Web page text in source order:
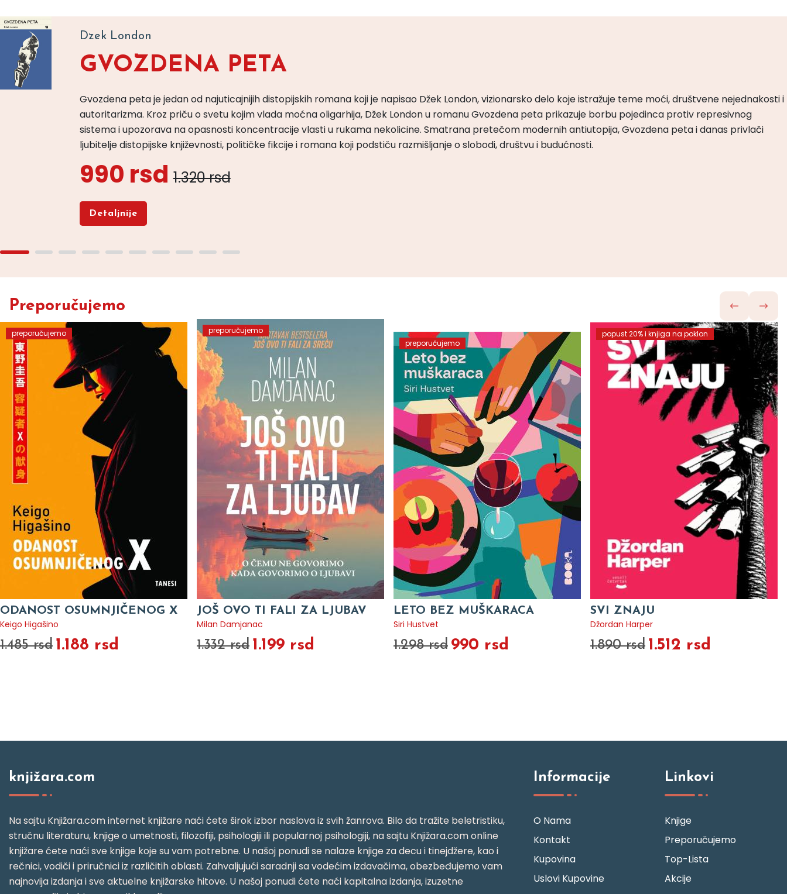
Dzek London
GVOZDENA PETA
Gvozdena peta je jedan od najuticajnijih distopijskih romana koji je napisao Džek London, vizionarsko delo koje istražuje teme moći, društvene nejednakosti i
autoritarizma. Kroz priču o svetu kojim vlada moćna oligarhija, Džek London u romanu Gvozdena peta prikazuje borbu pojedinca protiv represivnog
sistema i upozorava na opasnosti koncentracije vlasti u rukama nekolicine. Smatrana pretečom modernih antiutopija, Gvozdena peta i danas privlači
ljubitelje distopijske književnosti, političke fikcije i romana koji podstiču razmišljanje o slobodi, društvu i budućnosti.
990 rsd 1.320 rsd
Detaljnije
Preporučujemo
preporučujemo
ODANOST OSUMNJIČENOG X
Keigo Higašino
1.485 rsd 1.188 rsd
preporučujemo
JOŠ OVO TI FALI ZA LJUBAV
Milan Damjanac
1.332 rsd 1.199 rsd
preporučujemo
LETO BEZ MUŠKARACA
Siri Hustvet
1.298 rsd 990 rsd
popust 20% i knjiga na poklon
SVI ZNAJU
Džordan Harper
1.890 rsd 1.512 rsd
knjižara.com
Na sajtu Knjižara.com internet knjižare naći ćete širok izbor naslova iz svih žanrova. Bilo da tražite beletristiku,
stručnu literaturu, knjige o umetnosti, filozofiji, psihologiji ili popularnoj psihologiji, na sajtu Knjižara.com online
knjižare ćete naći sve knjige koje su vam potrebne. U našoj ponudi se nalaze knjige za decu i tinejdžere, kao i
rečnici, vodiči i priručnici iz različitih oblasti. Zahvaljujući saradnji sa vodećim izdavačima, obezbeđujemo vam
najnovija izdanja i sve aktuelne knjižarske hitove. U našoj ponudi ćete naći kapitalna izdanja, izuzetne
Informacije
O Nama
Kontakt
Kupovina
Uslovi Kupovine
Linkovi
Knjige
Preporučujemo
Top-Lista
Akcije